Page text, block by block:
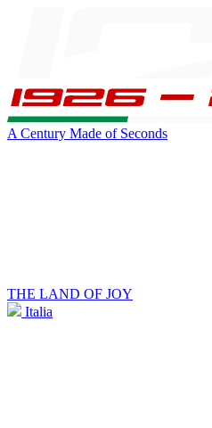
A Century Made of Seconds
THE LAND OF JOY
Italia